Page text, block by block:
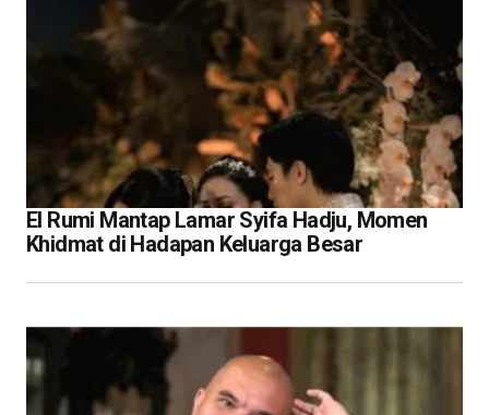
El Rumi Mantap Lamar Syifa Hadju, Momen
Khidmat di Hadapan Keluarga Besar